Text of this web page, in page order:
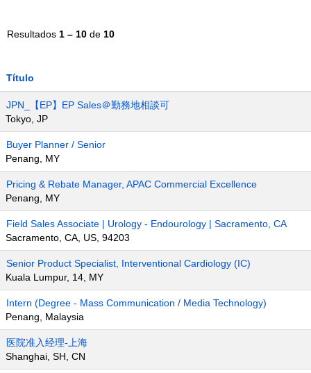
Resultados 1 – 10 de 10
Título
JPN_【EP】EP Sales＠勤務地相談可
Tokyo, JP
Buyer Planner / Senior
Penang, MY
Pricing & Rebate Manager, APAC Commercial Excellence
Penang, MY
Field Sales Associate | Urology - Endourology | Sacramento, CA
Sacramento, CA, US, 94203
Senior Product Specialist, Interventional Cardiology (IC)
Kuala Lumpur, 14, MY
Intern (Degree - Mass Communication / Media Technology)
Penang, Malaysia
医院准入经理-上海
Shanghai, SH, CN